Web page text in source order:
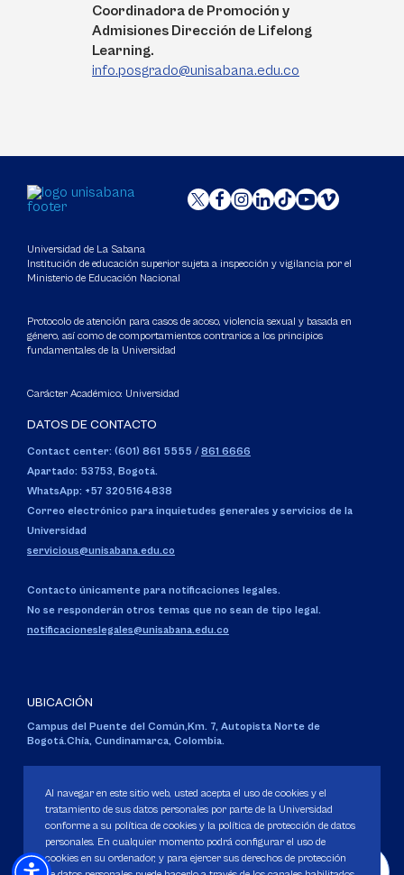
Coordinadora de Promoción y
Admisiones Dirección de Lifelong
Learning.
info.posgrado@unisabana.edu.co
Universidad de La Sabana
Institución de educación superior sujeta a inspección y vigilancia por el
Ministerio de Educación Nacional
Protocolo de atención para casos de acoso, violencia sexual y basada en
género, así como de comportamientos contrarios a los principios
fundamentales de la Universidad
Carácter Académico: Universidad
DATOS DE CONTACTO
Contact center: (601) 861 5555 / 861 6666
Apartado: 53753, Bogotá.
WhatsApp: +57 3205164838
Correo electrónico para inquietudes generales y servicios de la
Universidad
servicious@unisabana.edu.co
Contacto únicamente para notificaciones legales.
No se responderán otros temas que no sean de tipo legal.
notificacioneslegales@unisabana.edu.co
UBICACIÓN
Campus del Puente del Común,Km. 7, Autopista Norte de
Bogotá.Chía, Cundinamarca, Colombia.
Personería Jurídica:Resolución 130 del 14 de enero de 1980.
Ministerio de Educación Nacional.
Al navegar en este sitio web, usted acepta el uso de cookies y el
tratamiento de sus datos personales por parte de la Universidad
conforme a su política de cookies y la política de protección de datos
personales. En cualquier momento podrá configurar el uso de
cookies en su ordenador, y para ejercer sus derechos de protección